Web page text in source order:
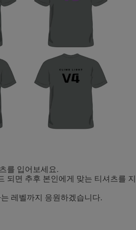
를 입어보세요.
되면 추후 본인에게 맞는 티셔츠를 지
레벨까지 응원하겠습니다.